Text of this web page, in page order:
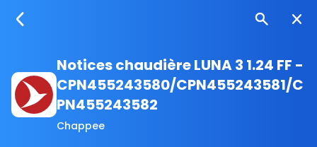
Notices chaudière LUNA 3 1.24 FF -
CPN455243580/CPN455243581/C
PN455243582
Chappee